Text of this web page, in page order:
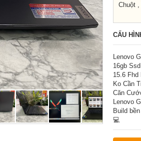
Chuột
CẤU
Lenovo
16gb
15.6
Ko Cần
Căn
Lenovo
Build
💻